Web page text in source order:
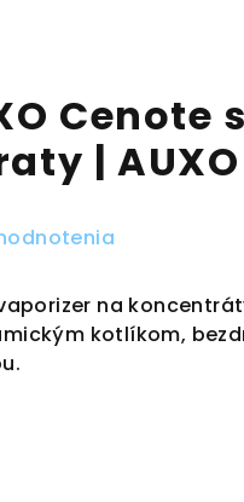
Cenote
| AUXO
na
kotlíkom,